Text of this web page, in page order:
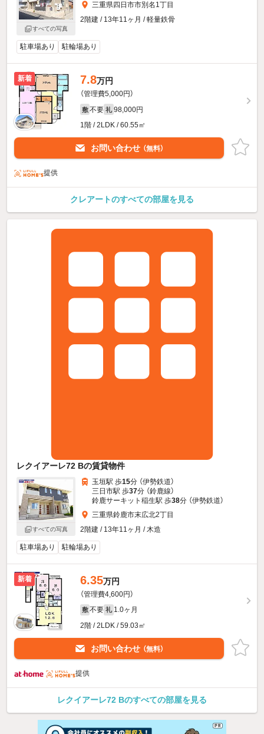
すべての写真
三重県四日市市別名1丁目
2階建 / 13年11ヶ月 / 軽量鉄骨
駐車場あり 駐輪場あり
新着 7.8万円
（管理費5,000円）
敷 不要 礼 98,000円
1階 / 2LDK / 60.55㎡
お問い合わせ （無料）
提供
クレアートのすべての部屋を見る
レクイアーレ72 Bの賃貸物件
すべての写真
玉垣駅 歩15分 （伊勢鉄道）
三日市駅 歩37分 （鈴鹿線）
鈴鹿サーキット稲生駅 歩38分 （伊勢鉄道）
三重県鈴鹿市末広北2丁目
2階建 / 13年11ヶ月 / 木造
駐車場あり 駐輪場あり
新着 6.35万円
（管理費4,600円）
敷 不要 礼 1.0ヶ月
2階 / 2LDK / 59.03㎡
お問い合わせ （無料）
提供
レクイアーレ72 Bのすべての部屋を見る